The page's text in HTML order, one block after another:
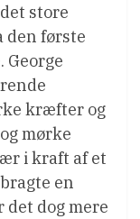
store
den første
George
kræfter og
mørke
i kraft af et
en
dog mere